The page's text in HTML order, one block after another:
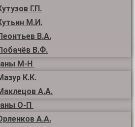
Г.П.
М.И.
В.А.
В.Ф.
М-Н
К.К.
А.А.
О-П
А.А.